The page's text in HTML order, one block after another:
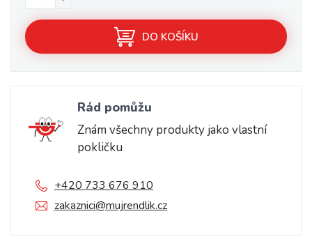
DO KOŠÍKU
Rád pomůžu
Znám všechny produkty jako vlastní
pokličku
+420 733 676 910
zakaznici@mujrendlik.cz